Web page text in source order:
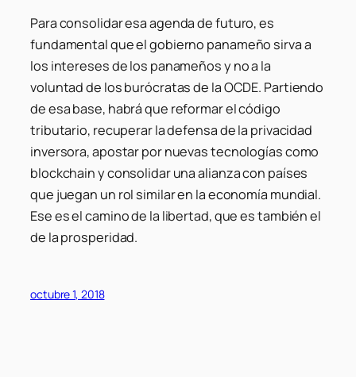
Para consolidar esa agenda de futuro, es
fundamental que el gobierno panameño sirva a
los intereses de los panameños y no a la
voluntad de los burócratas de la OCDE. Partiendo
de esa base, habrá que reformar el código
tributario, recuperar la defensa de la privacidad
inversora, apostar por nuevas tecnologías como
blockchain y consolidar una alianza con países
que juegan un rol similar en la economía mundial.
Ese es el camino de la libertad, que es también el
de la prosperidad.
octubre 1, 2018